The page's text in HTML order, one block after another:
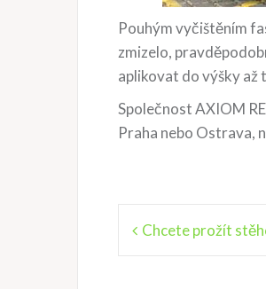
Pouhým vyčištěním
zmizelo,
aplikovat do výšky až
Společnost AXIOM
Praha nebo Ostrava,
Chcete prožít